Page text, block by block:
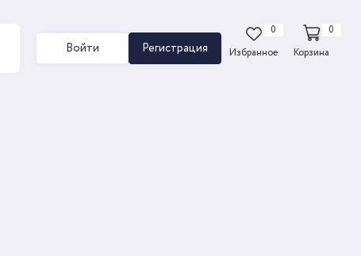
Войти Регистрация
0
Избранное
0
Корзина